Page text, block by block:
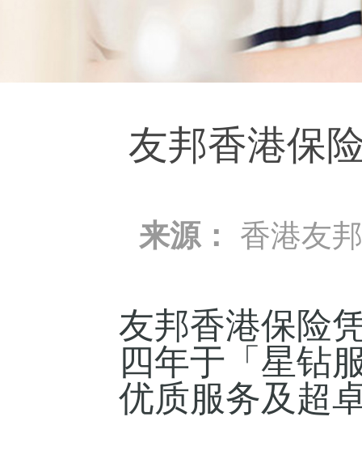
友邦香港保
来源： 香港友
友邦香港保险
四年于「星钻
优质服务及超